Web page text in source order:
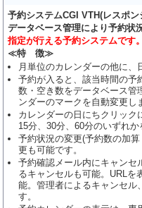
予約システムCGI VTH(レスポン
データベース管理により予約状
指定が行える予約システムです。
≪特 徴≫
月単位のカレンダーの他に
予約が入ると、該当時間の予
数・空き数をデータベース管
ンダーのマークを自動変更し
カレンダーの日にちクリック
15分、30分、60分のいずれか
予約状況の変更(予約数の加
更も可能です。
予約確認メール内にキャンセ
るキャンセルも可能。URLを
能。管理者によるキャンセル
す。